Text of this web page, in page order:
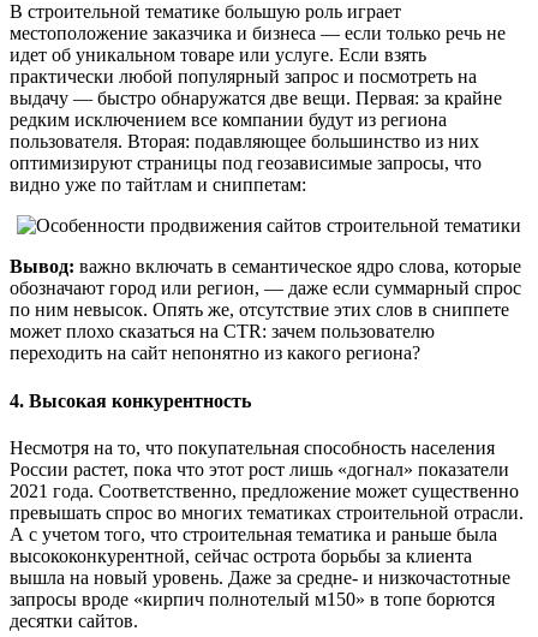
В строительной тематике большую роль играет
местоположение заказчика и бизнеса — если только речь не
идет об уникальном товаре или услуге. Если взять
практически любой популярный запрос и посмотреть на
выдачу — быстро обнаружатся две вещи. Первая: за крайне
редким исключением все компании будут из региона
пользователя. Вторая: подавляющее большинство из них
оптимизируют страницы под геозависимые запросы, что
видно уже по тайтлам и сниппетам:
Вывод: важно включать в семантическое ядро слова, которые
обозначают город или регион, — даже если суммарный спрос
по ним невысок. Опять же, отсутствие этих слов в сниппете
может плохо сказаться на CTR: зачем пользователю
переходить на сайт непонятно из какого региона?
4. Высокая конкурентность
Несмотря на то, что покупательная способность населения
России растет, пока что этот рост лишь «догнал» показатели
2021 года. Соответственно, предложение может существенно
превышать спрос во многих тематиках строительной отрасли.
А с учетом того, что строительная тематика и раньше была
высококонкурентной, сейчас острота борьбы за клиента
вышла на новый уровень. Даже за средне- и низкочастотные
запросы вроде «кирпич полнотелый м150» в топе борются
десятки сайтов.